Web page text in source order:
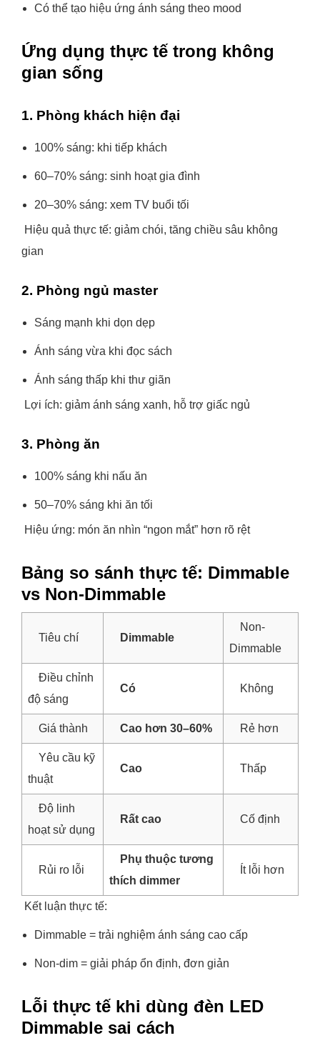
Có thể tạo hiệu ứng ánh sáng theo mood
Ứng dụng thực tế trong không
gian sống
1. Phòng khách hiện đại
100% sáng: khi tiếp khách
60–70% sáng: sinh hoạt gia đình
20–30% sáng: xem TV buổi tối
Hiệu quả thực tế: giảm chói, tăng chiều sâu không
gian
2. Phòng ngủ master
Sáng mạnh khi dọn dẹp
Ánh sáng vừa khi đọc sách
Ánh sáng thấp khi thư giãn
Lợi ích: giảm ánh sáng xanh, hỗ trợ giấc ngủ
3. Phòng ăn
100% sáng khi nấu ăn
50–70% sáng khi ăn tối
Hiệu ứng: món ăn nhìn “ngon mắt” hơn rõ rệt
Bảng so sánh thực tế: Dimmable
vs Non-Dimmable
Tiêu chí Dimmable
Non-
Dimmable
Điều chỉnh
độ sáng
Có Không
Giá thành Cao hơn 30–60% Rẻ hơn
Yêu cầu kỹ
thuật
Cao Thấp
Độ linh
hoạt sử dụng
Rất cao Cố định
Rủi ro lỗi
Phụ thuộc tương
thích dimmer
Ít lỗi hơn
Kết luận thực tế:
Dimmable = trải nghiệm ánh sáng cao cấp
Non-dim = giải pháp ổn định, đơn giản
Lỗi thực tế khi dùng đèn LED
Dimmable sai cách